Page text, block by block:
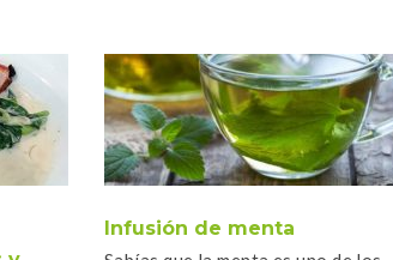
Infusión de menta